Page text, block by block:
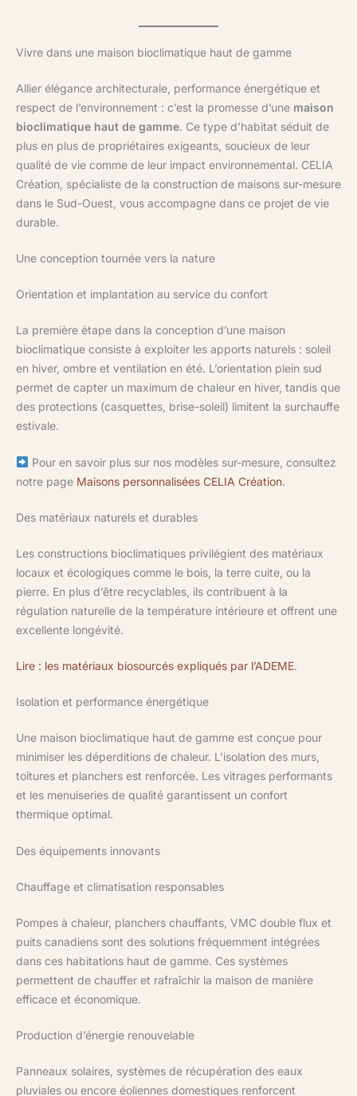
Vivre dans une maison bioclimatique haut de gamme
Allier élégance architecturale, performance énergétique et
respect de l’environnement : c’est la promesse d’une maison
bioclimatique haut de gamme. Ce type d’habitat séduit de
plus en plus de propriétaires exigeants, soucieux de leur
qualité de vie comme de leur impact environnemental. CELIA
Création, spécialiste de la construction de maisons sur-mesure
dans le Sud-Ouest, vous accompagne dans ce projet de vie
durable.
Une conception tournée vers la nature
Orientation et implantation au service du confort
La première étape dans la conception d’une maison
bioclimatique consiste à exploiter les apports naturels : soleil
en hiver, ombre et ventilation en été. L’orientation plein sud
permet de capter un maximum de chaleur en hiver, tandis que
des protections (casquettes, brise-soleil) limitent la surchauffe
estivale.
Pour en savoir plus sur nos modèles sur-mesure, consultez
notre page Maisons personnalisées CELIA Création.
Des matériaux naturels et durables
Les constructions bioclimatiques privilégient des matériaux
locaux et écologiques comme le bois, la terre cuite, ou la
pierre. En plus d’être recyclables, ils contribuent à la
régulation naturelle de la température intérieure et offrent une
excellente longévité.
Lire : les matériaux biosourcés expliqués par l’ADEME.
Isolation et performance énergétique
Une maison bioclimatique haut de gamme est conçue pour
minimiser les déperditions de chaleur. L’isolation des murs,
toitures et planchers est renforcée. Les vitrages performants
et les menuiseries de qualité garantissent un confort
thermique optimal.
Des équipements innovants
Chauffage et climatisation responsables
Pompes à chaleur, planchers chauffants, VMC double flux et
puits canadiens sont des solutions fréquemment intégrées
dans ces habitations haut de gamme. Ces systèmes
permettent de chauffer et rafraîchir la maison de manière
efficace et économique.
Production d’énergie renouvelable
Panneaux solaires, systèmes de récupération des eaux
pluviales ou encore éoliennes domestiques renforcent